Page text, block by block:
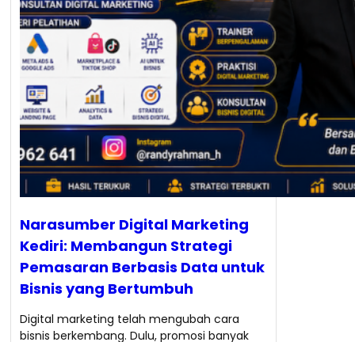
Narasumber Digital Marketing
Kediri: Membangun Strategi
Pemasaran Berbasis Data untuk
Bisnis yang Bertumbuh
Digital marketing telah mengubah cara
bisnis berkembang. Dulu, promosi banyak